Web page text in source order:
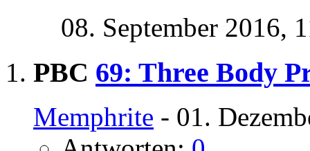
08. September 2016,
PBC 69: Three Body
Memphrite - 01.